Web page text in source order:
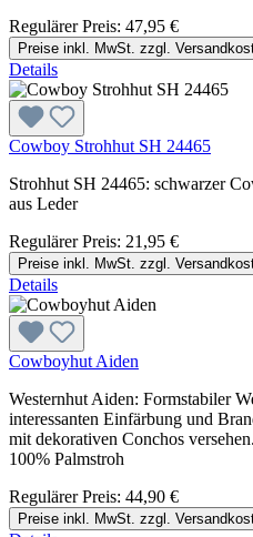
Regulärer Preis: 47,95 €
Preise inkl. MwSt. zzgl.
Details
Cowboy Strohhut SH 24465
Strohhut SH 24465: schwarzer
aus Leder
Regulärer Preis: 21,95 €
Preise inkl. MwSt. zzgl.
Details
Cowboyhut Aiden
Westernhut Aiden: Formstabiler
interessanten Einfärbung und
mit dekorativen Conchos
100% Palmstroh
Regulärer Preis: 44,90 €
Preise inkl. MwSt. zzgl.